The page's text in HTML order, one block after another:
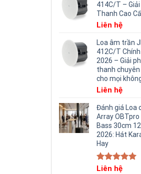
414C/T –
Thanh Cao
Liên hệ
Loa âm trần
412C/T
2026 – Giải
thanh chuyên
cho mọi
Liên hệ
Đánh giá Loa
Array
Bass 30cm
2026: Hát
Hay
Rated5.00
Liên hệ